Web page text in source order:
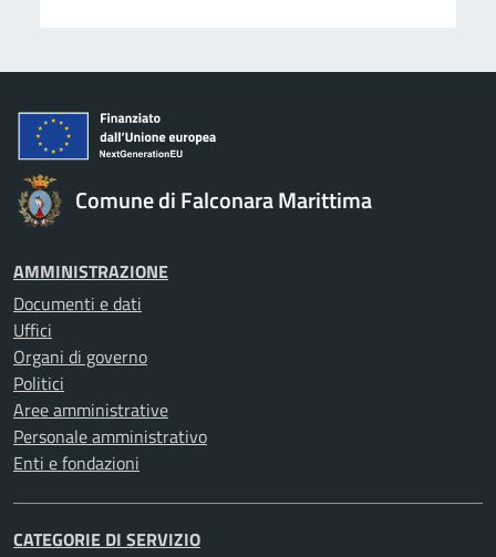
Comune di Falconara Marittima
AMMINISTRAZIONE
Documenti e dati
Uffici
Organi di governo
Politici
Aree amministrative
Personale amministrativo
Enti e fondazioni
CATEGORIE DI SERVIZIO